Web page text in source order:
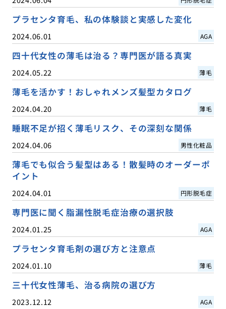
プラセンタ育毛、私の体験談と実感した変化
2024.06.01 AGA
四十代女性の薄毛は治る？専門医が語る真実
2024.05.22 薄毛
薄毛を活かす！おしゃれメンズ髪型カタログ
2024.04.20 薄毛
睡眠不足が招く薄毛リスク、その深刻な関係
2024.04.06 男性化粧品
薄毛でも似合う髪型はある！散髪時のオーダーポ
イント
2024.04.01 円形脱毛症
専門医に聞く脂漏性脱毛症治療の選択肢
2024.01.25 AGA
プラセンタ育毛剤の選び方と注意点
2024.01.10 薄毛
三十代女性薄毛、治る病院の選び方
2023.12.12 AGA